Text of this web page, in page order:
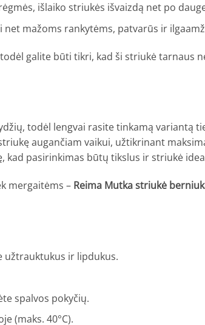
išlaiko striukės išvaizdą net po
mažoms rankytėms, patvarūs ir
galite būti tikri, kad ši striukė tarnaus
todėl lengvai rasite tinkamą variantą
augančiam vaikui, užtikrinant
pasirinkimas būtų tikslus ir striukė
mergaitėms – Reima Mutka striukė
užtrauktukus ir lipdukus.
spalvos pokyčių.
(maks. 40°C).